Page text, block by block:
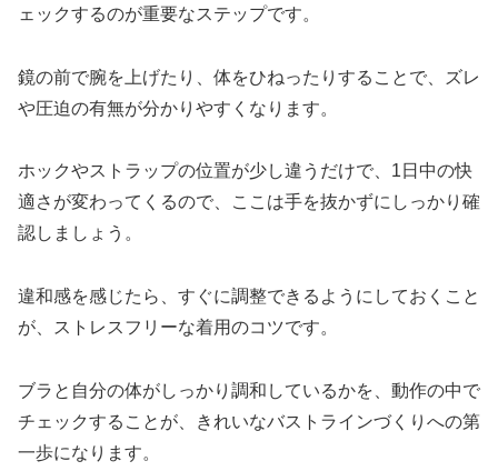
ェックするのが重要なステップです。
鏡の前で腕を上げたり、体をひねったりすることで、ズレ
や圧迫の有無が分かりやすくなります。
ホックやストラップの位置が少し違うだけで、1日中の快
適さが変わってくるので、ここは手を抜かずにしっかり確
認しましょう。
違和感を感じたら、すぐに調整できるようにしておくこと
が、ストレスフリーな着用のコツです。
ブラと自分の体がしっかり調和しているかを、動作の中で
チェックすることが、きれいなバストラインづくりへの第
一歩になります。